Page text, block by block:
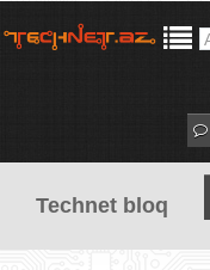
Technet bloq